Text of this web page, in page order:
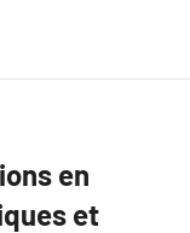
en
et